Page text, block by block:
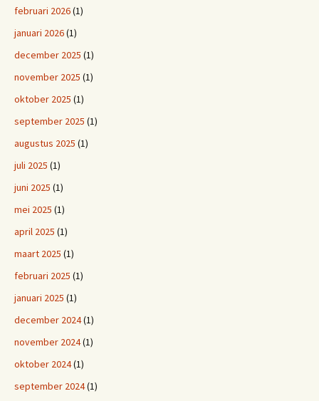
februari 2026(1)
januari 2026(1)
december 2025 (1)
november 2025 (1)
oktober 2025 (1)
september 2025 (1)
augustus 2025 (1)
juli 2025 (1)
juni 2025 (1)
mei 2025 (1)
april 2025 (1)
maart 2025 (1)
februari 2025 (1)
januari 2025 (1)
december 2024(1)
november 2024(1)
oktober 2024(1)
september 2024(1)